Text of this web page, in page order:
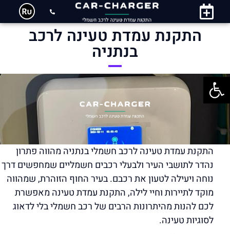
פתח סרגל נגישות
התקנת עמדת טעינה לרכב
בנתניה
התקנת עמדת טעינה לרכב חשמלי בנתניה מהווה פתרון
נהדר לתושבי העיר ולבעלי רכבים חשמליים שמחפשים דרך
נוחה ויעילה לטעון את רכבם. בעיר החוף הזוהרת, שמהווה
מוקד לתיירות וחיי לילה, התקנת עמדת טעינה מאפשרת
לכם להנות מהיתרונות הרבים של רכב חשמלי בלי לדאוג
לסוגיות טעינה.